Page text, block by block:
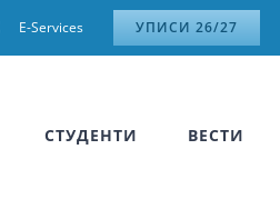
E-Services УПИСИ 26/27
СТУДЕНТИ ВЕСТИ